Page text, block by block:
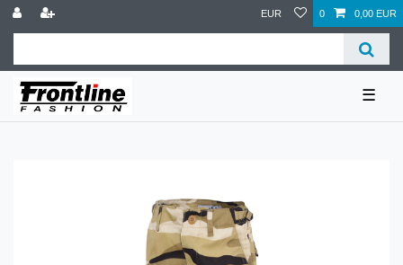
EUR 0 0,00 EUR
☰